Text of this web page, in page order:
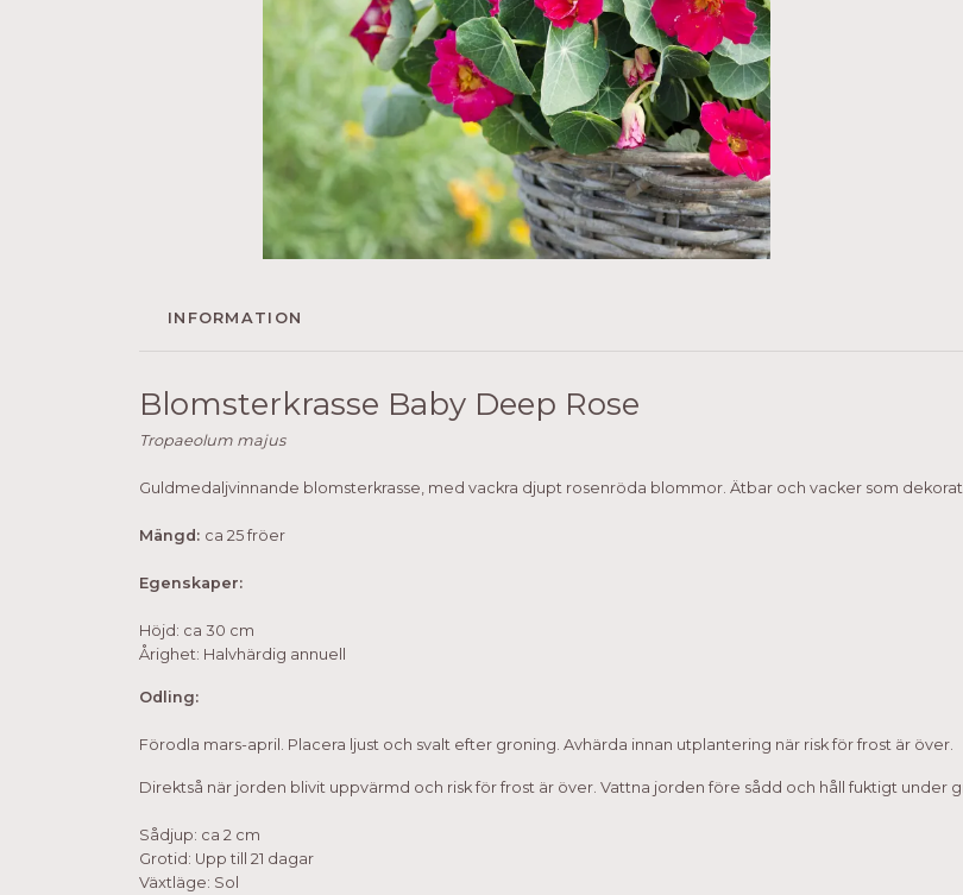
INFORMATION
Blomsterkrasse Baby Deep Rose
Tropaeolum majus
Guldmedaljvinnande blomsterkrasse, med vackra djupt rosenröda blommor. Ätbar och vacker som
Mängd: ca 25 fröer
Egenskaper:
Höjd: ca 30 cm
Årighet: Halvhärdig annuell
Odling:
Förodla mars-april. Placera ljust och svalt efter groning. Avhärda innan utplantering när risk för frost är över.
Direktså när jorden blivit uppvärmd och risk för frost är över. Vattna jorden före sådd och håll fuktigt under
Sådjup: ca 2 cm
Grotid: Upp till 21 dagar
Växtläge: Sol